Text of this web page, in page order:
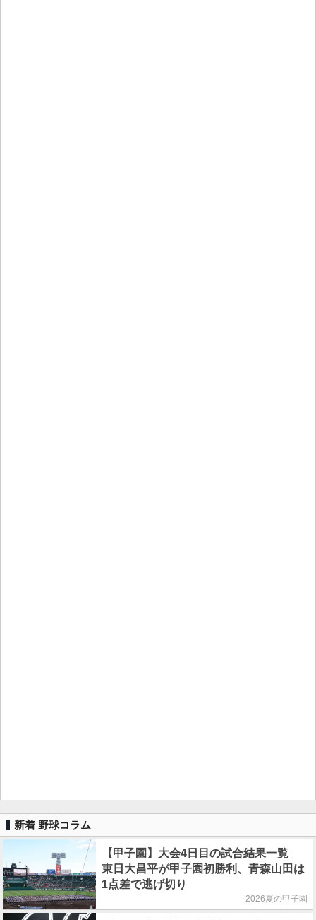
新着 野球コラム
【甲子園】大会4日目の試合結果一覧
東日大昌平が甲子園初勝利、青森山田は
1点差で逃げ切り
2026夏の甲子園